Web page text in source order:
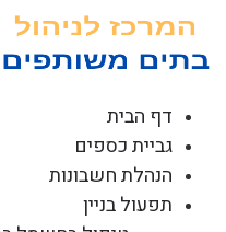
דף הבית
גביית כספים
הנהלת חשבונות
תפעול בניין